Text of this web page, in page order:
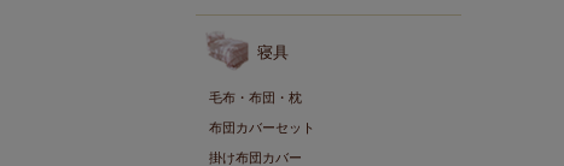
寝具
毛布・布団・枕
布団カバーセット
掛け布団カバー